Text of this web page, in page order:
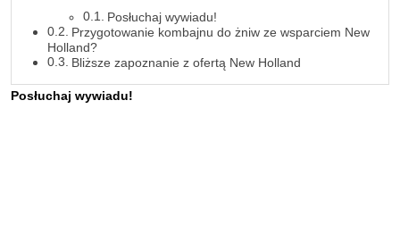
Posłuchaj wywiadu!
Przygotowanie kombajnu do żniw ze wsparciem New
Holland?
Bliższe zapoznanie z ofertą New Holland
Posłuchaj wywiadu!